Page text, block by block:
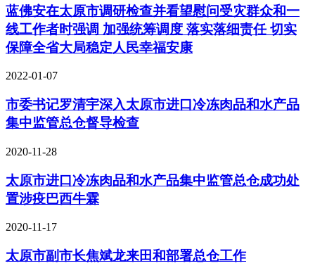
蓝佛安在太原市调研检查并看望慰问受灾群众和一
线工作者时强调 加强统筹调度 落实落细责任 切实
保障全省大局稳定人民幸福安康
2022-01-07
市委书记罗清宇深入太原市进口冷冻肉品和水产品
集中监管总仓督导检查
2020-11-28
太原市进口冷冻肉品和水产品集中监管总仓成功处
置涉疫巴西牛霖
2020-11-17
太原市副市长焦斌龙来田和部署总仓工作